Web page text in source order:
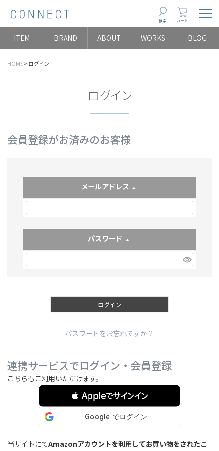
検索 カート
ITEM BRAND ABOUT WORKS BLOG
HOME ログイン
ログイン
会員登録がお済みのお客様
メールアドレス
(必須)
パスワード
(必須)
ログイン
パスワードをお忘れですか？
連携サービスでログイン・会員登録
こちらもご利用いただけます。
 Appleでサインイン
当サイトにてAmazonアカウントを利用してお買い物をされたこ